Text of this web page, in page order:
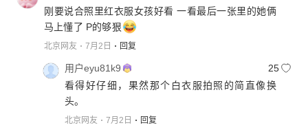
刚要说合照里红衣服女孩好看 一看最后一张里的她俩
马上懂了 P的够狠
北京网友 7月2日 回复
用户eyu81k9
25
看得好仔细，果然那个白衣服拍照的简直像换
头。
北京网友 7月2日 回复